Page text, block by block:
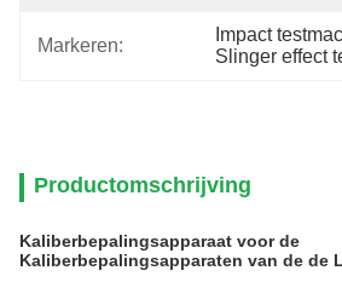
Markeren:
Impact
Slinger effect
Productomschrijving
Kaliberbepalingsapparaat voor de
Kaliberbepalingsapparaten van de de